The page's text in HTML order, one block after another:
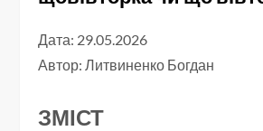
Дата: 29.05.2026
Автор: Литвиненко Богдан
ЗМІСТ